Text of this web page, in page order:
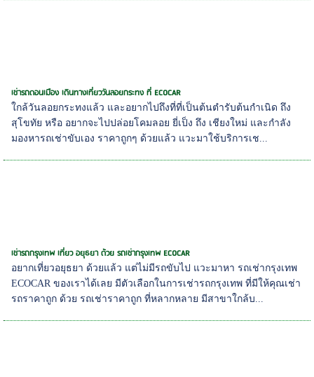
เช่ารถดอนเมือง เดินทางเที่ยววันลอยกระทง ที่ ECOCAR
ใกล้วันลอยกระทงแล้ว และอยากไปถึงที่ที่เป็นต้นตำรับต้นกำเนิด ถึง
สุโขทัย หรือ อยากจะไปปล่อยโคมลอย ยี่เป็ง ถึง เชียงใหม่ และกำลัง
มองหารถเช่าขับเอง ราคาถูกๆ ด้วยแล้ว แวะมาใช้บริการเช...
เช่ารถกรุงเทพ เที่ยว อยุธยา ด้วย รถเช่ากรุงเทพ ECOCAR
อยากเที่ยวอยุธยา ด้วยแล้ว แต่ไม่มีรถขับไป แวะมาหา รถเช่ากรุงเทพ
ECOCAR ของเราได้เลย มีตัวเลือกในการเช่ารถกรุงเทพ ที่มีให้คุณเช่า
รถราคาถูก ด้วย รถเช่าราคาถูก ที่หลากหลาย มีสาขาใกล้บ...